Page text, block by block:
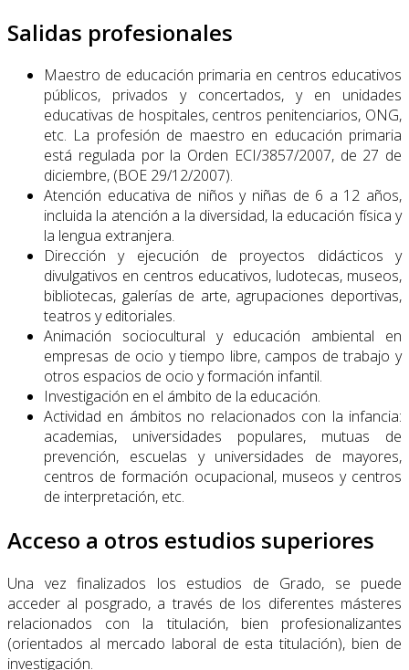
Salidas profesionales
Maestro de educación primaria en centros educativos
públicos, privados y concertados, y en unidades
educativas de hospitales, centros penitenciarios, ONG,
etc. La profesión de maestro en educación primaria
está regulada por la Orden ECI/3857/2007, de 27 de
diciembre, (BOE 29/12/2007).
Atención educativa de niños y niñas de 6 a 12 años,
incluida la atención a la diversidad, la educación física y
la lengua extranjera.
Dirección y ejecución de proyectos didácticos y
divulgativos en centros educativos, ludotecas, museos,
bibliotecas, galerías de arte, agrupaciones deportivas,
teatros y editoriales.
Animación sociocultural y educación ambiental en
empresas de ocio y tiempo libre, campos de trabajo y
otros espacios de ocio y formación infantil.
Investigación en el ámbito de la educación.
Actividad en ámbitos no relacionados con la infancia:
academias, universidades populares, mutuas de
prevención, escuelas y universidades de mayores,
centros de formación ocupacional, museos y centros
de interpretación, etc.
Acceso a otros estudios superiores
Una vez finalizados los estudios de Grado, se puede
acceder al posgrado, a través de los diferentes másteres
relacionados con la titulación, bien profesionalizantes
(orientados al mercado laboral de esta titulación), bien de
investigación.